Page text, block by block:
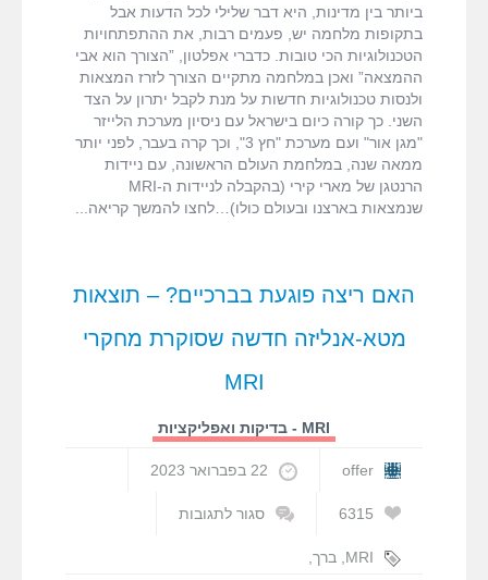
ביותר בין מדינות, היא דבר שלילי לכל הדעות אבל
בתקופות מלחמה יש, פעמים רבות, את ההתפתחויות
הטכנולוגיות הכי טובות. כדברי אפלטון, ”הצורך הוא אבי
ההמצאה” ואכן במלחמה מתקיים הצורך לזרז המצאות
ולנסות טכנולוגיות חדשות על מנת לקבל יתרון על הצד
השני. כך קורה כיום בישראל עם ניסיון מערכת הלייזר
"מגן אור" ועם מערכת "חץ 3", וכך קרה בעבר, לפני יותר
ממאה שנה, במלחמת העולם הראשונה, עם ניידות
הרנטגן של מארי קירי (בהקבלה לניידות ה-MRI
שנמצאות בארצנו ובעולם כולו)…לחצו להמשך קריאה
האם ריצה פוגעת בברכיים? – תוצאות
מטא-אנליזה חדשה שסוקרת מחקרי
MRI
MRI - בדיקות ואפליקציות
offer 22 בפברואר 2023
6315
סגור לתגובות
MRI ברך